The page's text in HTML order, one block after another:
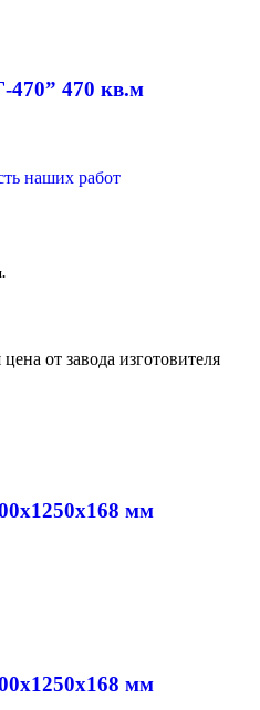
470 кв.м
наших работ
от завода изготовителя
мм
мм